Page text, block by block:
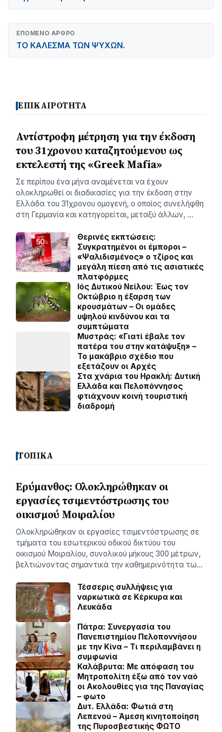
ΕΠΌΜΕΝΟ ΆΡΘΡΟ
ΤΟ ΚΑΛΕΣΜΑ ΤΩΝ ΨΥΧΩΝ.
ΕΠΙΚΑΙΡΟΤΗΤΑ
Αντίστροφη μέτρηση για την έκδοση
του 31χρονου καταζητούμενου ως
εκτελεστή της «Greek Mafia»
Σε περίπου ένα μήνα αναμένεται να έχουν
ολοκληρωθεί οι διαδικασίες για την έκδοση στην
Ελλάδα του 31χρονου ομογενή, ο οποίος συνελήφθη
στη Γερμανία και κατηγορείται, μεταξύ άλλων, …
Θερινές εκπτώσεις:
Συγκρατημένοι οι έμποροι –
«Ψαλιδισμένος» ο τζίρος και
μεγάλη πίεση από τις ασιατικές
πλατφόρμες
Ιός Δυτικού Νείλου: Έως τον
Οκτώβριο η έξαρση των
κρουσμάτων – Οι ομάδες
υψηλού κινδύνου και τα
συμπτώματα
Μυστράς: «Γιατί έβαλε τον
πατέρα του στην κατάψυξη» –
Το μακάβριο σχέδιο που
εξετάζουν οι Αρχές
Στα χνάρια του Ηρακλή: Δυτική
Ελλάδα και Πελοπόννησος
φτιάχνουν κοινή τουριστική
διαδρομή
ΤΟΠΙΚΑ
Ερύμανθος: Ολοκληρώθηκαν οι
εργασίες τσιμεντόστρωσης του
οικισμού Μοιραλίου
Ολοκληρώθηκαν οι εργασίες τσιμεντόστρωσης σε
τμήματα του εσωτερικού οδικού δικτύου του
οικισμού Μοιραλίου, συνολικού μήκους 300 μέτρων,
βελτιώνοντας σημαντικά την καθημερινότητα τω…
Τέσσερις συλλήψεις για
ναρκωτικά σε Κέρκυρα και
Λευκάδα
Πάτρα: Συνεργασία του
Πανεπιστημίου Πελοποννήσου
με την Κίνα – Τι περιλαμβάνει η
συμφωνία
Καλάβρυτα: Με απόφαση του
Μητροπολίτη έξω από τον ναό
οι Ακολουθίες για της Παναγίας
– φωτο
Δυτ. Ελλάδα: Φωτιά στη
Λεπενού – Άμεση κινητοποίηση
της Πυροσβεστικής ΦΩΤΟ